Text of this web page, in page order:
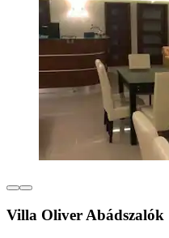
Villa Oliver Abádszalók